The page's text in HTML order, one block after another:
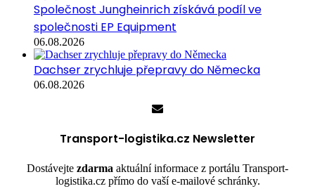
Společnost Jungheinrich získává podíl ve
společnosti EP Equipment
06.08.2026
Dachser zrychluje přepravy do Německa
06.08.2026
Transport-logistika.cz Newsletter
Dostávejte zdarma aktuální informace z portálu Transport-
logistika.cz přímo do vaší e-mailové schránky.